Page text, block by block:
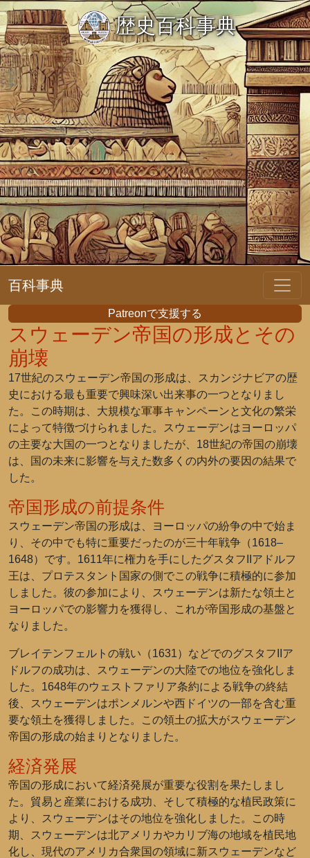
歴史百科事典
百科事典
Patreonで支援する
スウェーデン帝国の形成とその
崩壊
17世紀のスウェーデン帝国の形成は、スカンジナビアの歴
史における最も重要で興味深い出来事の一つとなりまし
た。この時期は、大規模な軍事キャンペーンと文化の繁栄
によって特徴づけられました。スウェーデンはヨーロッパ
の主要な大国の一つとなりましたが、18世紀の帝国の崩壊
は、国の未来に影響を与えた数多くの内外の要因の結果で
した。
帝国形成の前提条件
スウェーデン帝国の形成は、ヨーロッパの紛争の中で始ま
り、その中でも特に重要だったのが三十年戦争（1618–
1648）です。1611年に権力を手にしたグスタフIIアドルフ
王は、プロテスタント国家の側でこの戦争に積極的に参加
しました。彼の参加により、スウェーデンは新たな領土と
ヨーロッパでの影響力を獲得し、これが帝国形成の基盤と
なりました。
ブレイテンフェルトの戦い（1631）などでのグスタフIIア
ドルフの成功は、スウェーデンの大陸での地位を強化しま
した。1648年のウェストファリア条約による戦争の終結
後、スウェーデンはポンメルンや西ドイツの一部を含む重
要な領土を獲得しました。この領土の拡大がスウェーデン
帝国の形成の始まりとなりました。
経済発展
帝国の形成において経済発展が重要な役割を果たしまし
た。貿易と産業における成功、そして積極的な植民政策に
より、スウェーデンはその地位を強化しました。この時
期、スウェーデンは北アメリカやカリブ海の地域を植民地
化し、現代のアメリカ合衆国の領域に新スウェーデンなど